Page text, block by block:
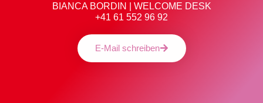
BIANCA BORDIN | WELCOME DESK
+41 61 552 96 92
E-Mail schreiben